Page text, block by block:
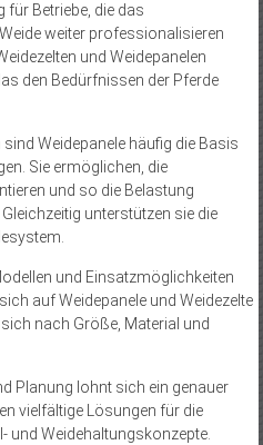
für Betriebe, die das
weiter professionalisieren
und Weidepanelen
den Bedürfnissen der Pferde
Weidepanele häufig die Basis
Sie ermöglichen, die
und so die Belastung
unterstützen sie die
und Einsatzmöglichkeiten
auf Weidepanele und Weidezelte
nach Größe, Material und
Planung lohnt sich ein genauer
vielfältige Lösungen für die
und Weidehaltungskonzepte.